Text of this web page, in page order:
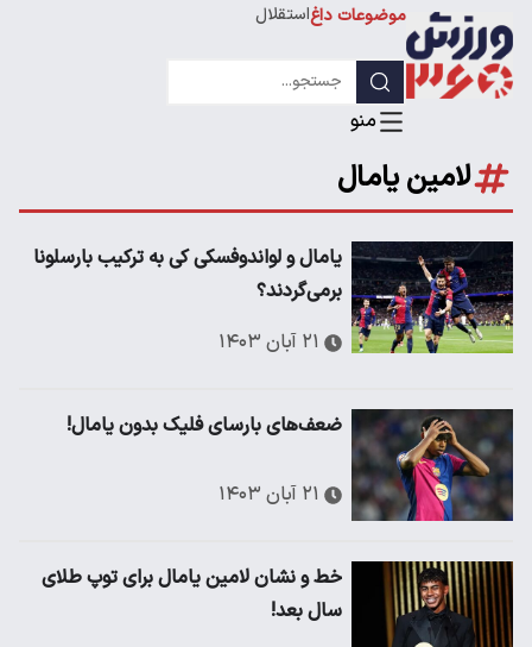
موضوعات داغاستقلال
لامین یامال
یامال و لواندوفسکی کی به ترکیب بارسلونا
برمی‌گردند؟
۲۱ آبان ۱۴۰۳
ضعف‌های بارسای فلیک بدون یامال!
۲۱ آبان ۱۴۰۳
خط و نشان لامین یامال برای توپ طلای
سال بعد!